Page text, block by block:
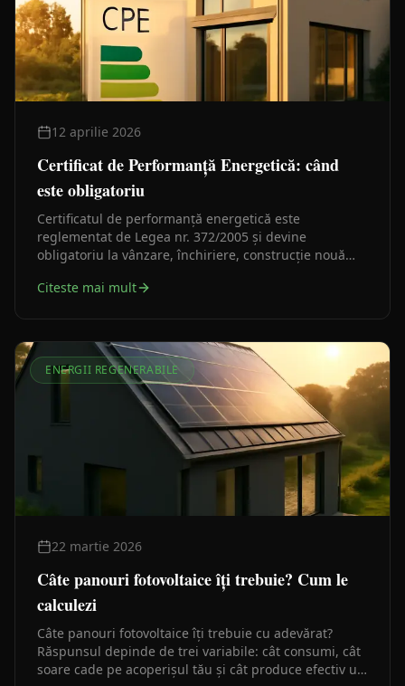
12 aprilie 2026
Certificat de Performanță Energetică: când
este obligatoriu
Certificatul de performanță energetică este
reglementat de Legea nr. 372/2005 și devine
obligatoriu la vânzare, închiriere, construcție nouă
proprietar sau investitor.
Citeste mai mult
ENERGII REGENERABILE
22 martie 2026
Câte panouri fotovoltaice îți trebuie? Cum le
calculezi
Câte panouri fotovoltaice îți trebuie cu adevărat?
Răspunsul depinde de trei variabile: cât consumi, cât
soare cade pe acoperișul tău și cât produce efectiv un